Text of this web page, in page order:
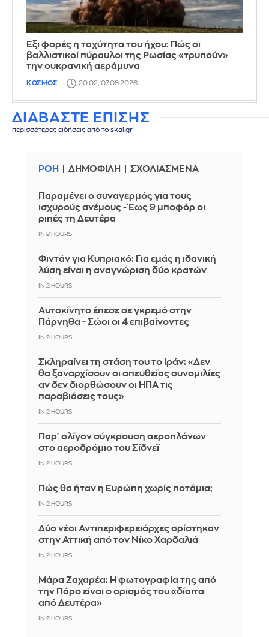
Έξι φορές η ταχύτητα του ήχου: Πώς οι
βαλλιστικοί πύραυλοι της Ρωσίας «τρυπούν»
την ουκρανική αεράμυνα
ΚΟΣΜΟΣ 20:02, 07.08.2026
ΔΙΑΒΑΣΤΕ ΕΠΙΣΗΣ
περισσότερες ειδήσεις από το skai.gr
ΡΟΗ ΔΗΜΟΦΙΛΗ ΣΧΟΛΙΑΣΜΕΝΑ
Παραμένει ο συναγερμός για τους
ισχυρούς ανέμους - Έως 9 μποφόρ οι
ριπές τη Δευτέρα
IN 2 HOURS
Φιντάν για Κυπριακό: Για εμάς η ιδανική
λύση είναι η αναγνώριση δύο κρατών
IN 2 HOURS
Αυτοκίνητο έπεσε σε γκρεμό στην
Πάρνηθα - Σώοι οι 4 επιβαίνοντες
IN 2 HOURS
Σκληραίνει τη στάση του το Ιράν: «Δεν
θα ξαναρχίσουν οι απευθείας συνομιλίες
αν δεν διορθώσουν οι ΗΠΑ τις
παραβιάσεις τους»
IN 2 HOURS
Παρ' ολίγον σύγκρουση αεροπλάνων
στο αεροδρόμιο του Σίδνεϊ
IN 2 HOURS
Πώς θα ήταν η Ευρώπη χωρίς ποτάμια;
IN 2 HOURS
Δύο νέοι Αντιπεριφερειάρχες ορίστηκαν
στην Αττική από τον Νίκο Χαρδαλιά
IN 2 HOURS
Μάρα Ζαχαρέα: Η φωτογραφία της από
την Πάρο είναι ο ορισμός του «δίαιτα
από Δευτέρα»
IN 2 HOURS